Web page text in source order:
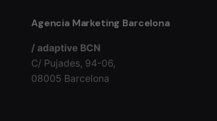
Agencia Marketing Barcelona
/ adaptive BCN
C/ Pujades, 94-06,
08005 Barcelona